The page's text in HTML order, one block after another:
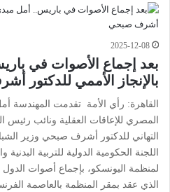
2025-12-08
بعد إجماع الأصوات في
بالإنجاز الأممي للدكتور
القاهرة: رأي الأمة تقدمت المهندسة
المصري للإعاقات العقلية ونائب رئيس
التهاني للدكتور أشرف صبحي وزير
لمنظمة اليونسكو، بإجماع أصوات
الذي عقد بمقر المنظمة بالعاصمة